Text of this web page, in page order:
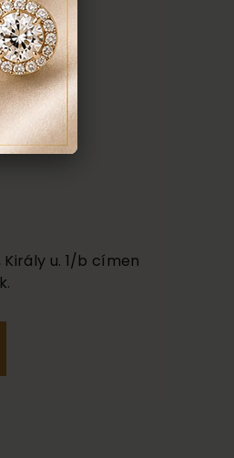
u. 1/b címen